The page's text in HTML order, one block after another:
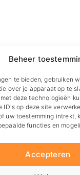
Beheer
te bieden, gebruiken
over je apparaat op te
deze technologieën
ID's op deze site
uw toestemming intrekt,
functies en
Accepteren
in Zaandam